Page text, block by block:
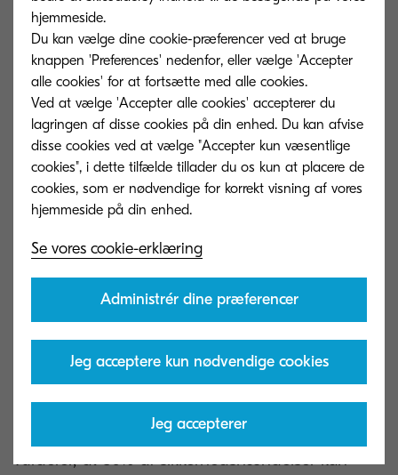
gennemgå, hvem der er autoriseret til at få
adgang til hvilke systemer, enheder og netværk.
Glem ikke også at annullere adgangsrettigheder
for medarbejdere, der forlader virksomheden, og
nulstille adgangskoder oftefor at holde
følsomme oplysninger sikre.
2. Uddannelse af arbejdsstyrken
Det er værd at påpege, at ikke alle interne
datalækager er intentionelle. I de senere år har
der været en
stigning i utilsigtede datalækager
Alt for ofte undervurderer virksomheder risikoen
for, at medarbejdere uforvarende deler følsomme
oplysninger, men Insider Threat Report fra 2018
vurderer, at 30% af sikkerhedshændelser kan
hjemmeside.
Du kan vælge dine cookie-præferencer ved at bruge
knappen 'Preferences' nedenfor, eller vælge 'Accepter
alle cookies' for at fortsætte med alle cookies.
Ved at vælge 'Accepter alle cookies' accepterer du
lagringen af ​​disse cookies på din enhed. Du kan afvise
disse cookies ved at vælge "Accepter kun væsentlige
cookies", i dette tilfælde tillader du os kun at placere de
cookies, som er nødvendige for korrekt visning af vores
Se vores cookie-erklæring
Administrér dine præferencer
Jeg acceptere kun nødvendige cookies
Jeg accepterer